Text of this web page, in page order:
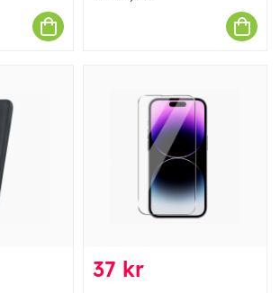
37 kr